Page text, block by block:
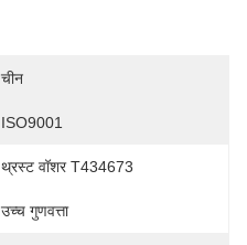
चीन
ISO9001
थ्रस्ट वॉशर T434673
उच्च गुणवत्ता